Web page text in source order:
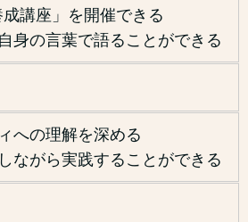
成講座」を開催できる
身の言葉で語ることができる
への理解を深める
ながら実践することができる